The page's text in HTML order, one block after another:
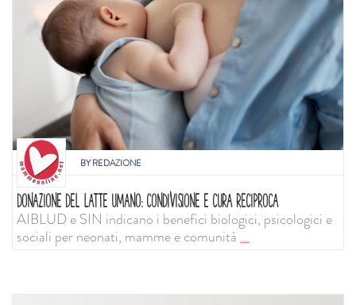
BYREDAZIONE
DONAZIONE DEL LATTE UMANO: CONDIVISIONE E CURA RECIPROCA
AIBLUD e SIN indicano i benefici biologici, psicologici e
sociali per neonati, mamme e comunità...